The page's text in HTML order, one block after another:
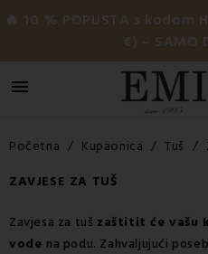
🔥 10 % POPUSTA s kodom
€) – SAMO

Početna Kupaonica Tuš
ZAVJESE ZA TUŠ
Zavjesa za tuš zaštitit će vašu
vode na podu. Zahvaljujući